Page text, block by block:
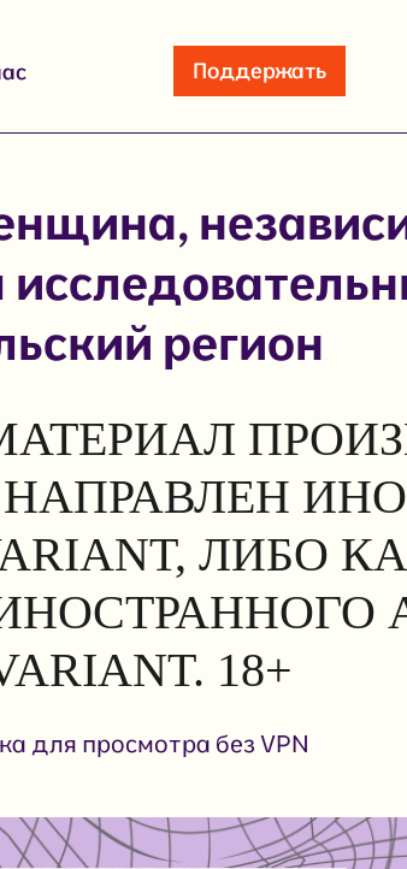
Поддержать
регион
НАПРАВЛЕН
ЛИБО
18+
для просмотра без VPN